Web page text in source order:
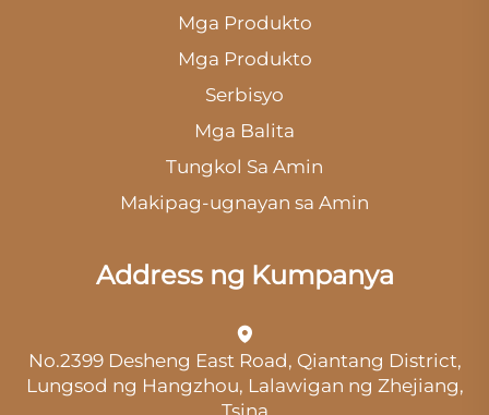
Mga Produkto
Mga Produkto
Serbisyo
Mga Balita
Tungkol Sa Amin
Makipag-ugnayan sa Amin
Address ng Kumpanya
No.2399 Desheng East Road, Qiantang District,
Lungsod ng Hangzhou, Lalawigan ng Zhejiang,